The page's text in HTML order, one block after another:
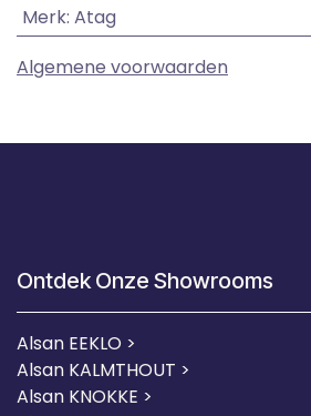
Merk: Atag
Algemene voorwaarden
Ontdek Onze Showrooms
Alsan EEKLO >
Alsan KALMTHOUT >
Alsan KNOKKE >